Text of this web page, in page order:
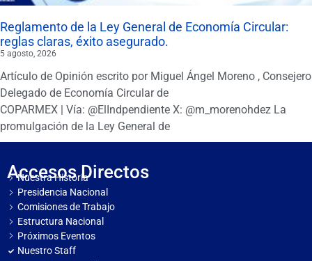
Reglamento de la Ley General de Economía Circular:
reglas claras, éxito asegurado.
5 agosto, 2026
Artículo de Opinión escrito por Miguel Ángel Moreno , Consejero
Delegado de Economía Circular de
COPARMEX | Vía: @ElIndpendiente X: @m_morenohdez La
promulgación de la Ley General de
Accesos Directos
Nuestra Historia
Presidencia Nacional
Comisiones de Trabajo
Estructura Nacional
Próximos Eventos
Nuestro Staff